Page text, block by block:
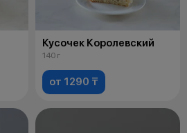
Кусочек Королевский
140 г
от 1290 ₸